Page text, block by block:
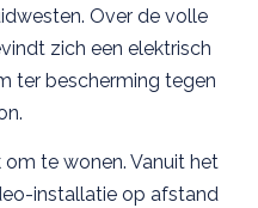
Over de volle
zich een elektrisch
ter bescherming tegen
om te wonen. Vanuit het
installatie op afstand